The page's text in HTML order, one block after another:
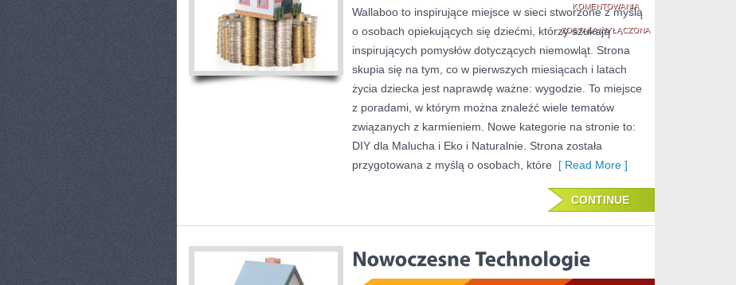
KOMENTOWANIAEKO
I
NATURALNIE
ZOSTAŁA WYŁĄCZONA
Wallaboo to inspirujące miejsce w sieci stworzone z myślą
o osobach opiekujących się dziećmi, którzy szukają
inspirujących pomysłów dotyczących niemowląt. Strona
skupia się na tym, co w pierwszych miesiącach i latach
życia dziecka jest naprawdę ważne: wygodzie. To miejsce
z poradami, w którym można znaleźć wiele tematów
związanych z karmieniem. Nowe kategorie na stronie to:
DIY dla Malucha i Eko i Naturalnie. Strona została
przygotowana z myślą o osobach, które [ Read More ]
CONTINUE